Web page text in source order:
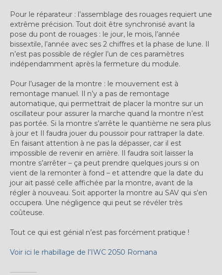
Outillage horloger
Expositions
Témoignages
A Propos
Pour le réparateur : l’assemblage des rouages requiert une
extrême précision. Tout doit être synchronisé avant la
pose du pont de rouages : le jour, le mois, l’année
bissextile, l’année avec ses 2 chiffres et la phase de lune. Il
n’est pas possible de régler l’un de ces paramètres
indépendamment après la fermeture du module.
Pour l’usager de la montre : le mouvement est à
remontage manuel. Il n’y a pas de remontage
automatique, qui permettrait de placer la montre sur un
oscillateur pour assurer la marche quand la montre n’est
pas portée. Si la montre s’arrête le quantième ne sera plus
à jour et Il faudra jouer du poussoir pour rattraper la date.
En faisant attention à ne pas la dépasser, car il est
impossible de revenir en arrière. Il faudra soit laisser la
montre s’arrêter – ça peut prendre quelques jours si on
vient de la remonter à fond – et attendre que la date du
jour ait passé celle affichée par la montre, avant de la
régler à nouveau. Soit apporter la montre au SAV qui s’en
occupera. Une négligence qui peut se révéler très
coûteuse.
Tout ce qui est génial n’est pas forcément pratique !
Voir ici le rhabillage de l’IWC 2050 Romana